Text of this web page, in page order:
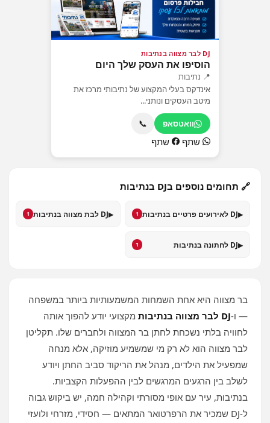
DJ לבר מצווה בנתיבות
הוסיפו את העסק שלך היום
📍 נתיבות
אינדקס בעלי המקצוע של נתיבותי מרכז את
מיטב העסקים ונותני...
וואטסאפ 📞
שתף שתף
🔗 תחומים נוספים בDJ בנתיבות
▸DJ לאירועים פרטיים בנתיבות 1
▸DJ לבת מצווה בנתיבות 1
▸DJ לחתונה בנתיבות 1
בר מצווה היא אחת השמחות המשמעותיות ביותר במשפחה
— ו‑DJ לבר מצווה בנתיבות
מקצועי יודע להפוך אותה
לחוויה בלתי נשכחת לחתן בר המצווה ולחברים שלו. תקליטן
לבר מצווה הוא לא רק מי שמשמיע מוזיקה, אלא מנחה
שמפעיל את הילדים, מנהל את הריקוד סביב החתן ויודע
לשלב בין הרגעים המרגשים לבין ההפעלות הקצביות.
בנתיבות, עיר עם אופי מסורתי וקהילה חמה, יש ביקוש גבוה
ל‑DJ שמכיר את הרפרטואר המתאים — חסידי, מזרחי ולועזי